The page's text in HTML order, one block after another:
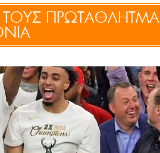
ΠΡΩΤΑΘΛΗΤΜΑ